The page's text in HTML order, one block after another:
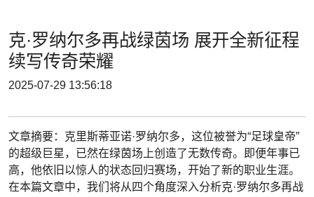
克·罗纳尔多再战绿茵场 展开全新征程
续写传奇荣耀
2025-07-29 13:56:18
文章摘要：克里斯蒂亚诺·罗纳尔多，这位被誉为“足球皇帝”
的超级巨星，已然在绿茵场上创造了无数传奇。即便年事已
高，他依旧以惊人的状态回归赛场，开始了新的职业生涯。
在本篇文章中，我们将从四个角度深入分析克·罗纳尔多再战